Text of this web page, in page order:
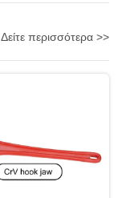
Δείτε περισσότερα >>